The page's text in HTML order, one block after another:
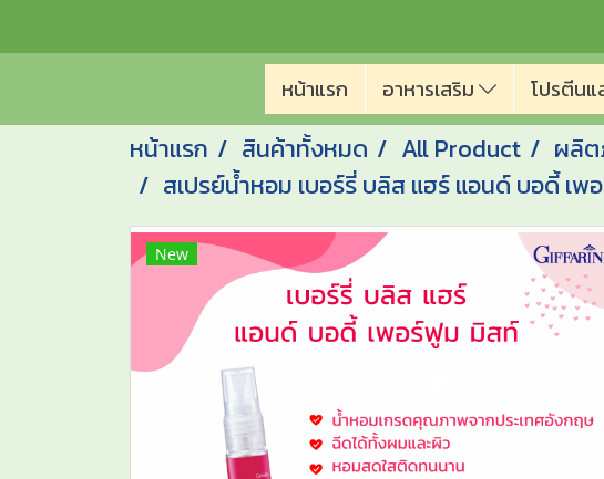
หน้าแรก อาหารเสริม โปรตีนแ
หน้าแรก สินค้าทั้งหมด All Product ผลิ
สเปรย์น้ำหอม เบอร์รี่ บลิส แฮร์ แอนด์ บอดี้ เ
New